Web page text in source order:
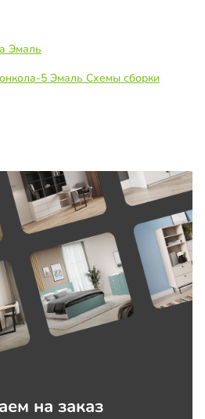
Эмаль
5 Эмаль Схемы сборки
на заказ